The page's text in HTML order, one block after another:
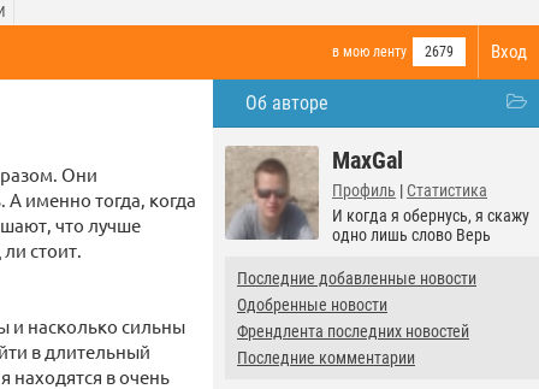
Вход
в мою ленту 2679
Об авторе
MaxGal
Профиль | Статистика
И когда я обернусь, я скажу
одно лишь слово Верь
Последние добавленные новости
Одобренные новости
Френдлента последних новостей
Последние комментарии
Они
именно тогда, когда
что лучше
стоит.
и насколько сильны
в длительный
находятся в очень